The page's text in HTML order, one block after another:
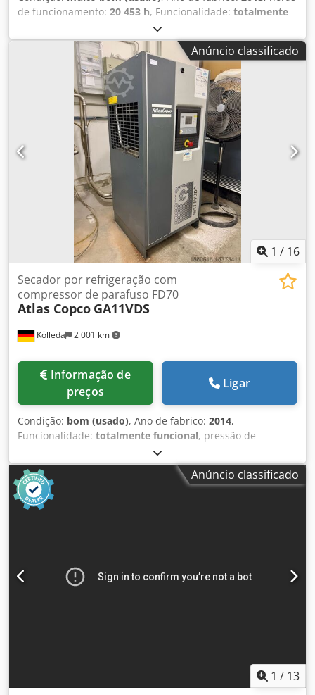
de funcionamento: 20 453 h, Funcionalidade: totalmente
, Compressor de parafuso Atlas Copco GA11VSD+
Conversor de frequência integrado 11 kW Codoy Uiycjpfx
Adhjha 13 bar 1,95 m³/min Ano de fabricação: 2013 Horas
de funcionamento: 20.453
Anúncio classificado
1 / 16
Kölleda 2 001 km
Secador por refrigeração com
compressor de parafuso FD70
Atlas Copco GA11VDS
preços
Ligar
Condição: bom (usado), Ano de fabrico: 2014,
Funcionalidade: totalmente funcional, pressão de
, Sistema compressor composto
por: Compressor de parafuso: Atlas Copco GA11VSD+
Secador por refrigeração: Atlas Copco FD70 Acumulador de
pressão Chjdjvu A Hdopfx Adhja Öwamat 4 compressor de
parafuso com injeção de óleo com controle de velocidade
horas Partidas do motor: 267.928 Ciclos de carga: 315.576
Anúncio classificado
1 / 13